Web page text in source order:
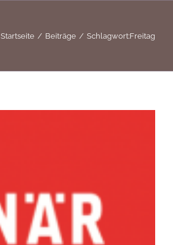
Startseite Beiträge Schlagwort:Freitag